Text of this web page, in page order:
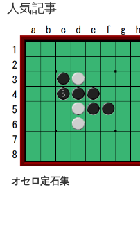
人気記事
オセロ定石集